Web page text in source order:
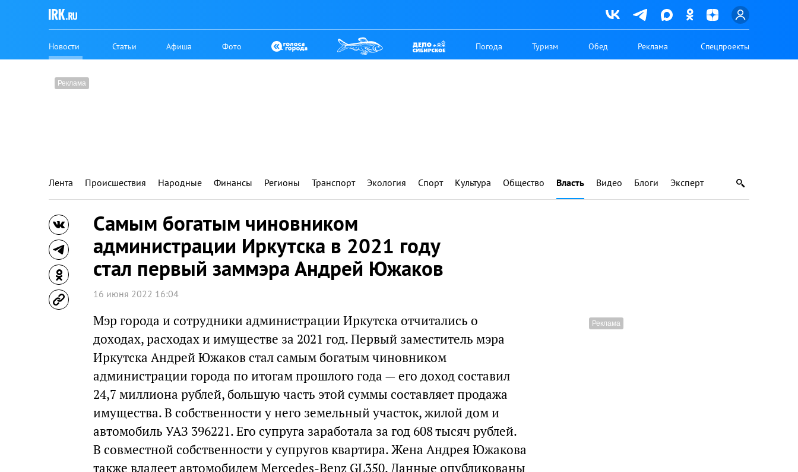
Новости Статьи Афиша Фото Погода Туризм Обед Реклама Спецпроекты
Лента Происшествия Народные Финансы Регионы Транспорт Экология Спорт Культура Общество Власть Видео Блоги Эксперт
Самым богатым чиновником
администрации Иркутска в 2021 году
стал первый заммэра Андрей Южаков
16 июня 2022 16:04
Мэр города и сотрудники администрации Иркутска отчитались о
доходах, расходах и имуществе за 2021 год. Первый заместитель мэра
Иркутска Андрей Южаков стал самым богатым чиновником
администрации города по итогам прошлого года — его доход составил
24,7 миллиона рублей, большую часть этой суммы составляет продажа
имущества. В собственности у него земельный участок, жилой дом и
автомобиль УАЗ 396221. Его супруга заработала за год 608 тысяч рублей.
В совместной собственности у супругов квартира. Жена Андрея Южакова
также владеет автомобилем Mercedes-Benz GL350. Данные опубликованы